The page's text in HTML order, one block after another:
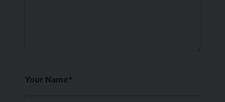
Your Name*